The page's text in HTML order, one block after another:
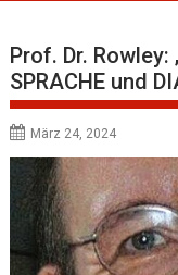
Prof. Dr. Rowley:
SPRACHE und
März 24, 2024